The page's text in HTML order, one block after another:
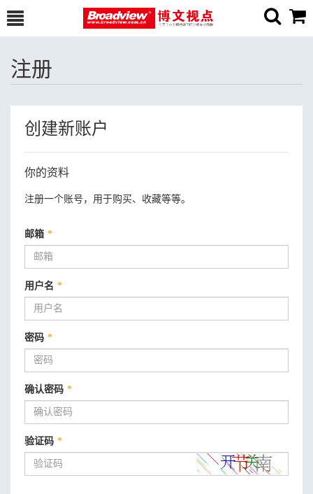
注册
创建新账户
你的资料
注册一个账号，用于购买、收藏等等。
邮箱 *
用户名 *
密码 *
确认密码 *
验证码 *